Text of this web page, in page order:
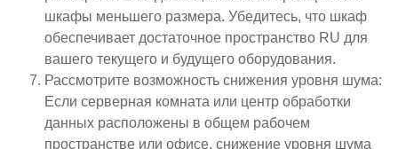
шкафы меньшего размера. Убедитесь, что шкаф
обеспечивает достаточное пространство RU для
вашего текущего и будущего оборудования.
Рассмотрите возможность снижения уровня шума:
Если серверная комната или центр обработки
данных расположены в общем рабочем
пространстве или офисе, снижение уровня шума